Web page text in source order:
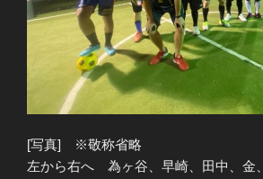
[写真] ※敬称省略
左から右へ 為ヶ谷、早崎、田中、金